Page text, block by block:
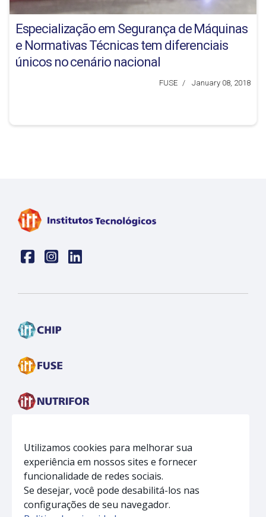
Especialização em Segurança de Máquinas
e Normativas Técnicas tem diferenciais
únicos no cenário nacional
FUSE January 08, 2018
Utilizamos cookies para melhorar sua
experiência em nossos sites e fornecer
funcionalidade de redes sociais.
Se desejar, você pode desabilitá-los nas
configurações de seu navegador.